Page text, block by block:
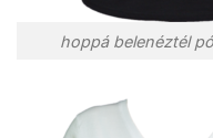
hoppá belenéztél